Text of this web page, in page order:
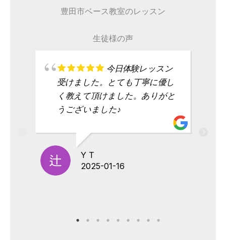
豊田市ベース教室のレッスン
生徒様の声
今日体験レッスン
受けました。とても丁寧に優し
く教えて頂けました。ありがと
うございました♪
Y T
2025-01-16